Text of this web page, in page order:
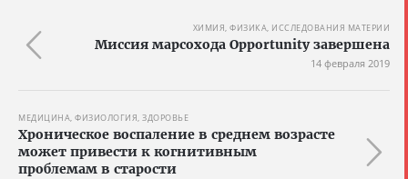
ХИМИЯ, ФИЗИКА, ИССЛЕДОВАНИЯ МАТЕРИИ
Миссия марсохода Opportunity завершена
14 февраля 2019
МЕДИЦИНА, ФИЗИОЛОГИЯ, ЗДОРОВЬЕ
Хроническое воспаление в среднем возрасте
может привести к когнитивным
проблемам в старости